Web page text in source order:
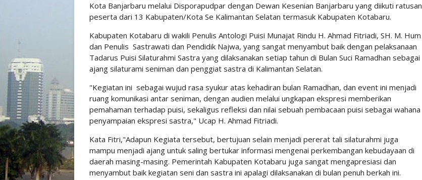
Kota Banjarbaru melalui Disporapudpar dengan Dewan Kesenian Banjarbaru yang diikuti ratusan
peserta dari 13 Kabupaten/Kota Se Kalimantan Selatan termasuk Kabupaten Kotabaru.
Kabupaten Kotabaru di wakili Penulis Antologi Puisi Munajat Rindu H. Ahmad Fitriadi, SH. M. Hum
dan Penulis Sastrawati dan Pendidik Najwa, yang sangat menyambut baik dengan pelaksanaan
Tadarus Puisi Silaturahmi Sastra yang dilaksanakan setiap tahun di Bulan Suci Ramadhan sebagai
ajang silaturami seniman dan penggiat sastra di Kalimantan Selatan.
"Kegiatan ini sebagai wujud rasa syukur atas kehadiran bulan Ramadhan, dan event ini menjadi
ruang komunikasi antar seniman, dengan audien melalui ungkapan ekspresi memberikan
pemahaman terhadap puisi, sekaligus refleksi dan nilai sebuah pembacaan puisi sebagai wahana
penyampaian ekspresi sastra," Ucap H. Ahmad Fitriadi.
Kata Fitri,"Adapun Kegiata tersebut, bertujuan selain menjadi pererat tali silaturahmi juga
mampu menjadi ajang untuk saling bertukar informasi mengenai perkembangan kebudayaan di
daerah masing-masing. Pemerintah Kabupaten Kotabaru juga sangat mengapresiasi dan
menyambut baik kegiatan seni dan sastra ini apalagi dilaksanakan di bulan penuh berkah ini.